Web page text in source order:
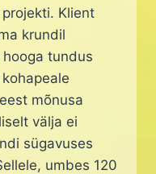
Klient
krundil
tundus
mõnusa
välja ei
sügavuses
umbes 120